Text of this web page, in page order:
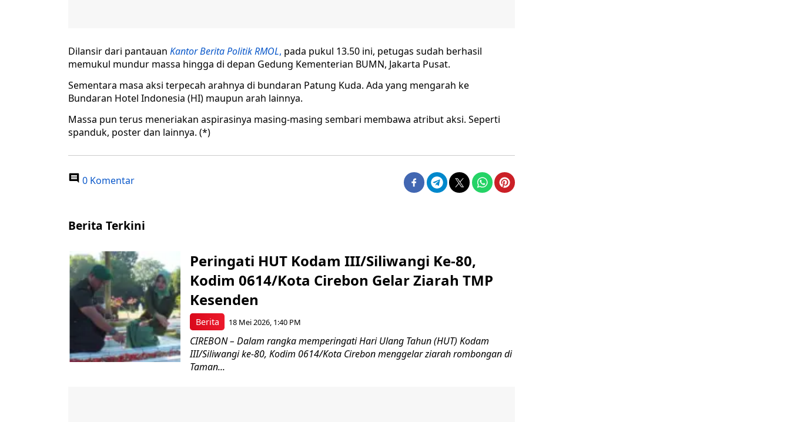
Dilansir dari pantauan Kantor Berita Politik RMOL, pada pukul 13.50 ini, petugas sudah berhasil
memukul mundur massa hingga di depan Gedung Kementerian BUMN, Jakarta Pusat.
Sementara masa aksi terpecah arahnya di bundaran Patung Kuda. Ada yang mengarah ke
Bundaran Hotel Indonesia (HI) maupun arah lainnya.
Massa pun terus meneriakan aspirasinya masing-masing sembari membawa atribut aksi. Seperti
spanduk, poster dan lainnya. (*)
0 Komentar
Berita Terkini
Berita
Peringati HUT Kodam III/Siliwangi Ke-80,
Kodim 0614/Kota Cirebon Gelar Ziarah TMP
Kesenden
18 Mei 2026, 1:40 PM
CIREBON – Dalam rangka memperingati Hari Ulang Tahun (HUT) Kodam
III/Siliwangi ke-80, Kodim 0614/Kota Cirebon menggelar ziarah rombongan di
Taman...